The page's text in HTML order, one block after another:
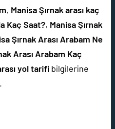
, Manisa Şırnak arası kaç
Kaç Saat?, Manisa Şırnak
Şırnak Arası Arabam Ne
Arası Arabam Kaç
yol tarifi bilgilerine